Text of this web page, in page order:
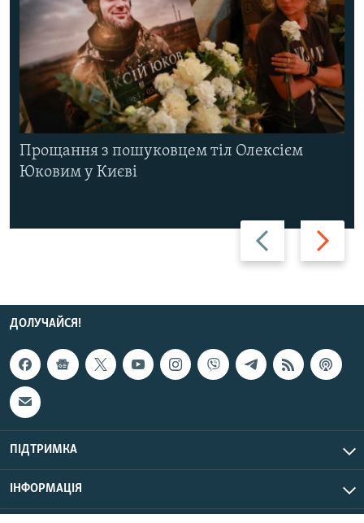
Назад Вперед
Прощання з пошуковцем тіл Олексієм
Юковим у Києві
ДОЛУЧАЙСЯ!
ПІДТРИМКА
ІНФОРМАЦІЯ